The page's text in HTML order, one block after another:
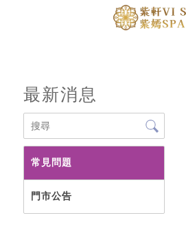
最新消息
常見問題
門市公告